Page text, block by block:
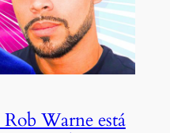
Warne está